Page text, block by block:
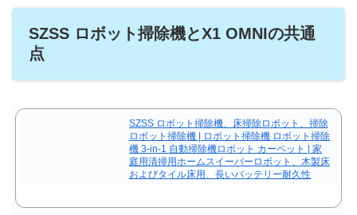
SZSS ロボット掃除機とX1 OMNIの共通
点
SZSS ロボット掃除機、床掃除ロボット、掃除
ロボット掃除機 | ロボット掃除機 ロボット掃除
機 3-in-1 自動掃除機ロボット カーペット | 家
庭用清掃用ホームスイーパーロボット、木製床
およびタイル床用、長いバッテリー耐久性